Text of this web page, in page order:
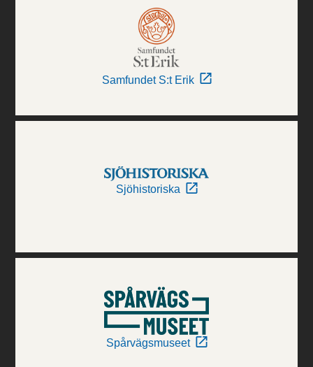
Samfundet S:t Erik
Sjöhistoriska
Spårvägsmuseet